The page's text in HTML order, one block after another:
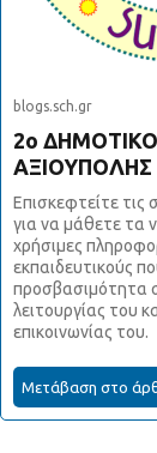
blogs.sch.gr
2ο
ΑΞΙΟΥΠΟΛΗΣ
Επισκεφτείτε τις
για να μάθετε τα
χρήσιμες
εκπαιδευτικούς
προσβασιμότητα
λειτουργίας του
επικοινωνίας του.
Μετάβαση στο